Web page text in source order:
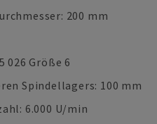
200 mm
026 Größe 6
Spindellagers: 100 mm
6.000 U/min